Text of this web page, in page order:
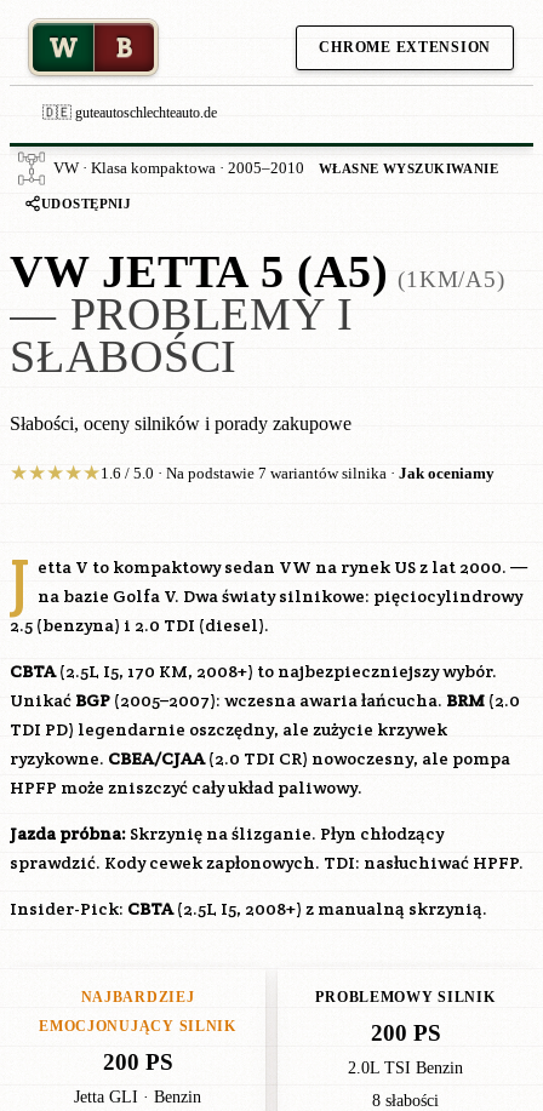
W B CHROME EXTENSION
🇩🇪 guteautoschlechteauto.de
VW · Klasa kompaktowa · 2005–2010 WŁASNE WYSZUKIWANIE
UDOSTĘPNIJ
VW JETTA 5 (A5) (1KM/A5)
— PROBLEMY I
SŁABOŚCI
Słabości, oceny silników i porady zakupowe
★★★★★1.6 / 5.0 · Na podstawie 7 wariantów silnika · Jak oceniamy
J etta V to kompaktowy sedan VW na rynek US z lat 2000. —
na bazie Golfa V. Dwa światy silnikowe: pięciocylindrowy
2.5 (benzyna) i 2.0 TDI (diesel).
CBTA(2.5L I5, 170 KM, 2008+) to najbezpieczniejszy wybór.
Unikać BGP (2005–2007): wczesna awaria łańcucha. BRM (2.0
TDI PD) legendarnie oszczędny, ale zużycie krzywek
ryzykowne. CBEA/CJAA(2.0 TDI CR) nowoczesny, ale pompa
HPFP może zniszczyć cały układ paliwowy.
Jazda próbna: Skrzynię na ślizganie. Płyn chłodzący
sprawdzić. Kody cewek zapłonowych. TDI: nasłuchiwać HPFP.
Insider-Pick: CBTA(2.5L I5, 2008+) z manualną skrzynią.
NAJBARDZIEJ
EMOCJONUJĄCY SILNIK
200 PS
Jetta GLI · Benzin
PROBLEMOWY SILNIK
200 PS
2.0L TSI Benzin
8 słabości